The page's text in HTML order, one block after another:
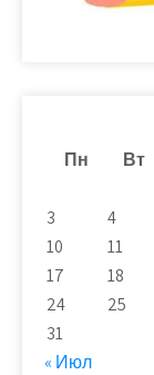
Пн
Вт
3
4
10
11
17
18
24
25
31
« Июл